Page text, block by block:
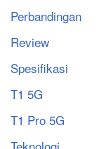
Perbandingan
Review
Spesifikasi
T1 5G
T1 Pro 5G